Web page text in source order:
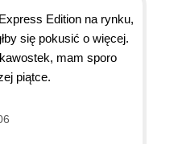
Edition na rynku,
się pokusić o więcej.
mam sporo
piątce.